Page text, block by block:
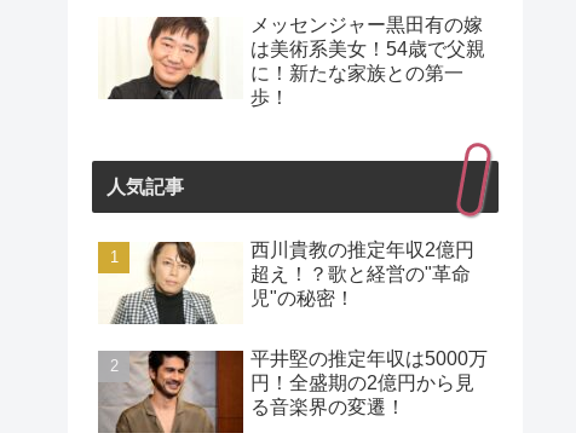
メッセンジャー黒田有の嫁
は美術系美女！54歳で父親
に！新たな家族との第一
歩！
人気記事
西川貴教の推定年収2億円
超え！？歌と経営の"革命
児"の秘密！
平井堅の推定年収は5000万
円！全盛期の2億円から見
る音楽界の変遷！